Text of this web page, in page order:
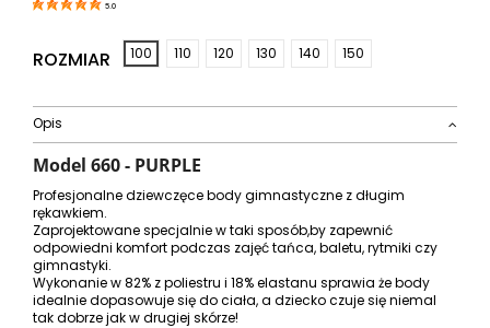
5.0
ROZMIAR 100 110 120 130 140 150
Opis
Model 660 - PURPLE
Profesjonalne dziewczęce body gimnastyczne z długim
rękawkiem.
Zaprojektowane specjalnie w taki sposób,by zapewnić
odpowiedni komfort podczas zajęć tańca, baletu, rytmiki czy
gimnastyki.
Wykonanie w 82% z poliestru i 18% elastanu sprawia że body
idealnie dopasowuje się do ciała, a dziecko czuje się niemal
tak dobrze jak w drugiej skórze!